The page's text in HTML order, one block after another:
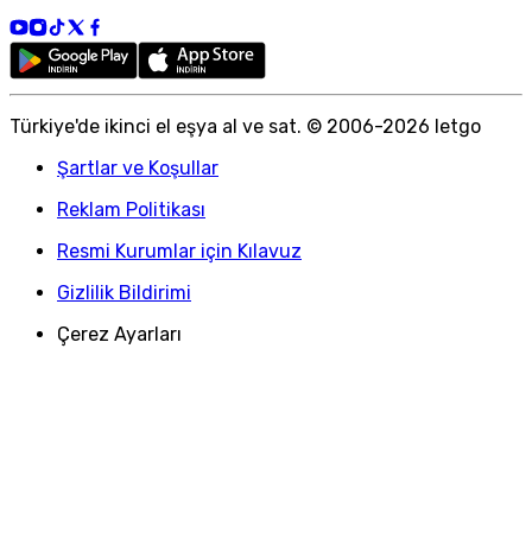
Türkiye'de ikinci el eşya al ve sat. © 2006-2026 letgo
Şartlar ve Koşullar
Reklam Politikası
Resmi Kurumlar için Kılavuz
Gizlilik Bildirimi
Çerez Ayarları